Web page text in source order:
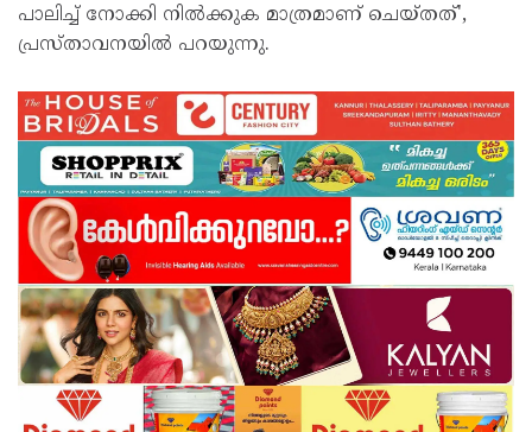
പാലിച്ച് നോക്കി നില്‍ക്കുക മാത്രമാണ് ചെയ്തത്',
പ്രസ്താവനയില്‍ പറയുന്നു.